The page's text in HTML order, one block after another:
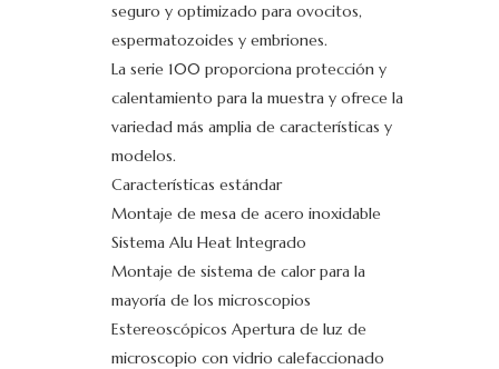
seguro y optimizado para ovocitos,
espermatozoides y embriones.
La serie 100 proporciona protección y
calentamiento para la muestra y ofrece la
variedad más amplia de características y
modelos.
Características estándar
Montaje de mesa de acero inoxidable
Sistema Alu Heat Integrado
Montaje de sistema de calor para la
mayoría de los microscopios
Estereoscópicos Apertura de luz de
microscopio con vidrio calefaccionado